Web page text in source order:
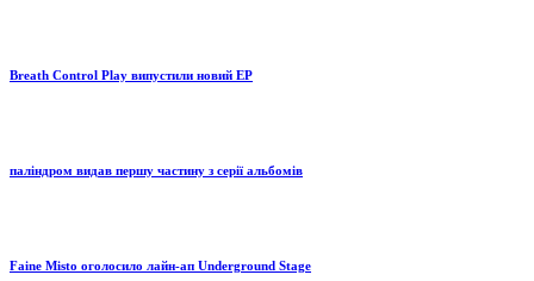
Breath Control Play випустили новий EP
паліндром видав першу частину з серії альбомів
Faine Misto оголосило лайн-ап Underground Stage